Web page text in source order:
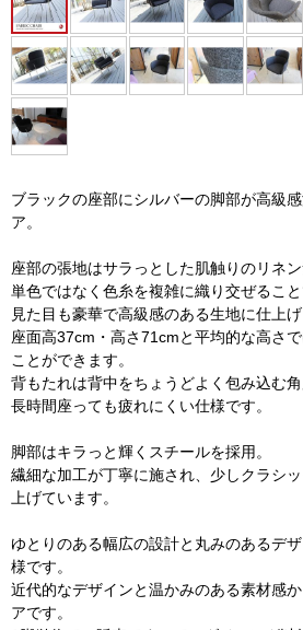
ブラックの座部にシルバーの脚部が高級
ア。
座部の張地はサラっとした肌触りのリネン
単色ではなく色糸を複雑に織り交ぜるこ
見た目も豪華で高級感のある生地に仕上げ
座面高37cm・高さ71cmと平均的な高さ
ことができます。
背もたれは背中をちょうどよく包み込む
長時間座っても疲れにくい仕様です。
脚部はキラっと輝くスチールを採用。
繊細な加工が丁寧に施され、少しクラシ
上げています。
ゆとりのある幅広の設計と丸みのあるデ
様です。
近代的なデザインと温かみのある素材感
アです。